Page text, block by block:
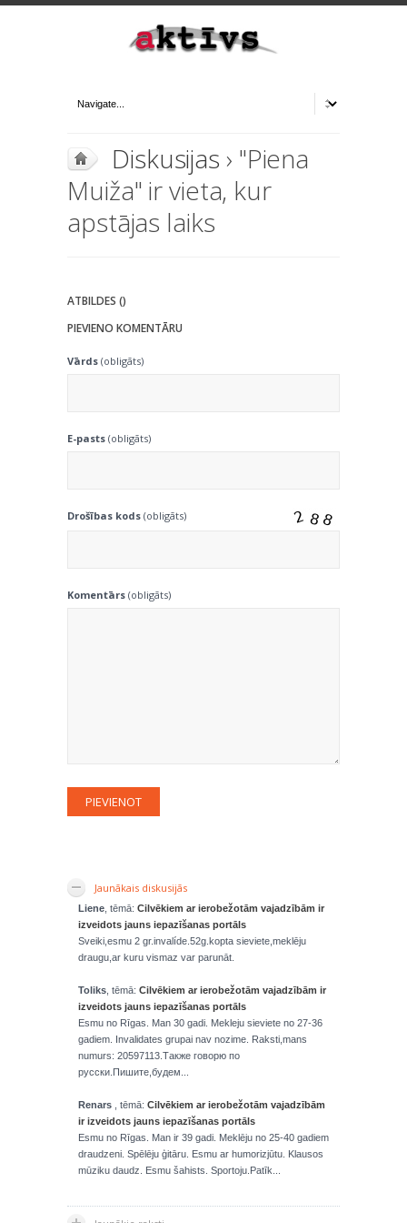
Diskusijas › "Piena
Muiža" ir vieta, kur
apstājas laiks
ATBILDES ()
PIEVIENO KOMENTĀRU
Vārds (obligāts)
E-pasts (obligāts)
Drošības kods (obligāts)
Komentārs (obligāts)
Jaunākais diskusijās
Liene , tēmā: Cilvēkiem ar ierobežotām vajadzībām ir
izveidots jauns iepazīšanas portāls
Sveiki,esmu 2 gr.invalíde.52g.kopta sieviete,meklēju
draugu,ar kuru vismaz var parunāt.
Toliks , tēmā: Cilvēkiem ar ierobežotām vajadzībām ir
izveidots jauns iepazīšanas portāls
Esmu no Rīgas. Man 30 gadi. Mekleju sieviete no 27-36
gadiem. Invalidates grupai nav nozime. Raksti,mans
numurs: 20597113.Также говорю по
русски.Пишите,будем...
Renars , tēmā: Cilvēkiem ar ierobežotām vajadzībām
ir izveidots jauns iepazīšanas portāls
Esmu no Rīgas. Man ir 39 gadi. Meklēju no 25-40 gadiem
draudzeni. Spēlēju ģitāru. Esmu ar humorizjūtu. Klausos
mūziku daudz. Esmu šahists. Sportoju.Patīk...